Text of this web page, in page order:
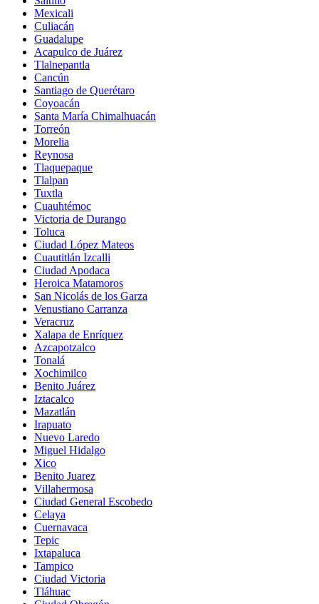
Mexicali
Culiacán
Guadalupe
Acapulco de Juárez
Tlalnepantla
Cancún
Santiago de Querétaro
Coyoacán
Santa María Chimalhuacán
Torreón
Morelia
Reynosa
Tlaquepaque
Tlalpan
Tuxtla
Cuauhtémoc
Victoria de Durango
Toluca
Ciudad López Mateos
Cuautitlán Izcalli
Ciudad Apodaca
Heroica Matamoros
San Nicolás de los Garza
Venustiano Carranza
Veracruz
Xalapa de Enríquez
Azcapotzalco
Tonalá
Xochimilco
Benito Juárez
Iztacalco
Mazatlán
Irapuato
Nuevo Laredo
Miguel Hidalgo
Xico
Benito Juarez
Villahermosa
Ciudad General Escobedo
Celaya
Cuernavaca
Tepic
Ixtapaluca
Tampico
Ciudad Victoria
Tláhuac